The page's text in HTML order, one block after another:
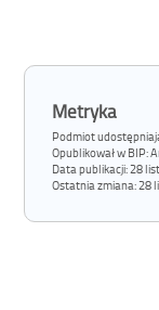
Metryka
Podmiot
Opublikował w BIP:
Data publikacji:28
Ostatnia zmiana:28